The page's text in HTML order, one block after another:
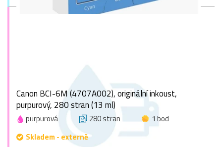
Canon BCI-6M (4707A002), originální inkoust,
purpurový, 280 stran (13 ml)
purpurová 280 stran
1 bod
Skladem - externě